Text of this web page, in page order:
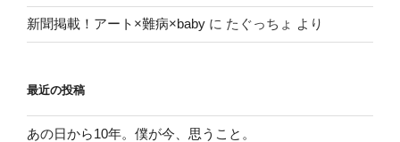
新聞掲載！アート×難病×baby に たぐっちょ より
最近の投稿
あの日から10年。僕が今、思うこと。